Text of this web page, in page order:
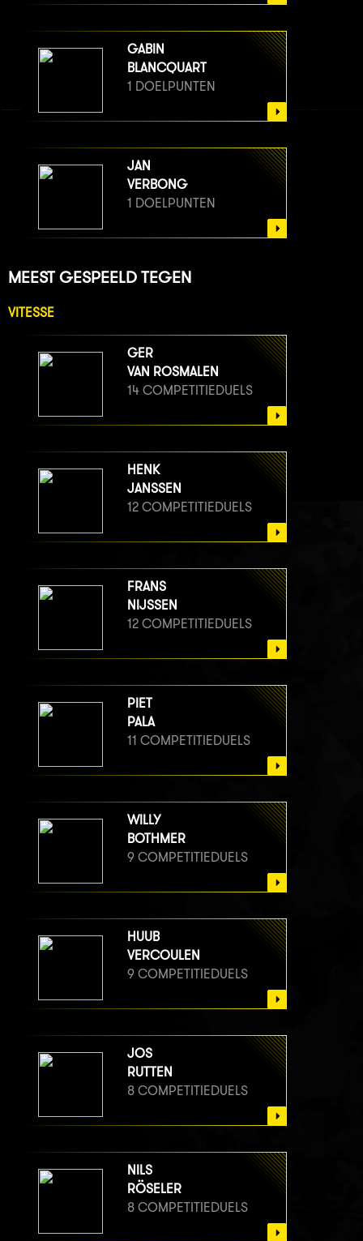
GABIN
BLANCQUART
1 DOELPUNTEN
JAN
VERBONG
1 DOELPUNTEN
MEEST GESPEELD TEGEN
VITESSE
GER
VAN ROSMALEN
14 COMPETITIEDUELS
HENK
JANSSEN
12 COMPETITIEDUELS
FRANS
NIJSSEN
12 COMPETITIEDUELS
PIET
PALA
11 COMPETITIEDUELS
WILLY
BOTHMER
9 COMPETITIEDUELS
HUUB
VERCOULEN
9 COMPETITIEDUELS
JOS
RUTTEN
8 COMPETITIEDUELS
NILS
RÖSELER
8 COMPETITIEDUELS